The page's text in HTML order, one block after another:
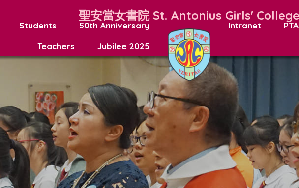
聖安當女書院 St. Antonius Girls' College
Students
50th Anniversary
Teachers
Jubilee 2025
Intranet PTA